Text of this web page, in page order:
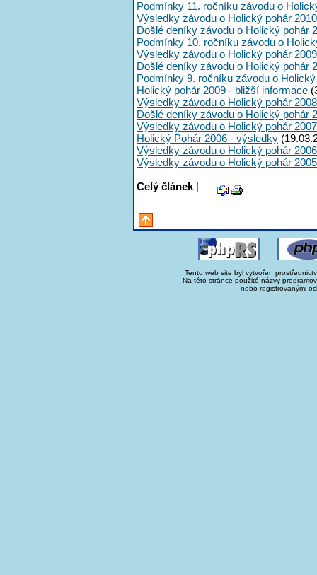
Podmínky 11. ročníku závodu o
Výsledky závodu o Holický pohár 2010
Došlé deníky závodu o Holický pohár
Podmínky 10. ročníku závodu o
Výsledky závodu o Holický pohár 2009
Došlé deníky závodu o Holický pohár
Podmínky 9. ročníku závodu o
Holický pohár 2009 - bližší informace
Výsledky závodu o Holický pohár 2008
Došlé deníky závodu o Holický pohár
Výsledky závodu o Holický pohár 2007
Holický Pohár 2006 - výsledky
Výsledky závodu o Holický pohár 2006
Výsledky závodu o Holický pohár 2005
Celý článek |
Tento web site byl vytvořen
Na této stránce použité názvy
nebo registrovanými